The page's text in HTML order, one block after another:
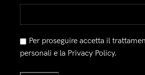
Per proseguire accetta il
personali e la Privacy Policy.